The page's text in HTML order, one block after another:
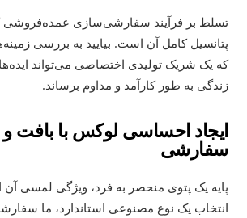
تسلط بر فرآیند سفارشی‌سازی عمده‌فروشی
پتانسیل کامل آن است. بیایید به بررسی
که یک شریک تولیدی اختصاصی می‌تواند
زندگی به طور کارآمد و مداوم برساند.
ایجاد احساسی لوکس با بافت
سفارشی
پایه یک پتوی منحصر به فرد، ویژگی لمسی آن
انتخاب یک نوع مصنوعی استاندارد، ما